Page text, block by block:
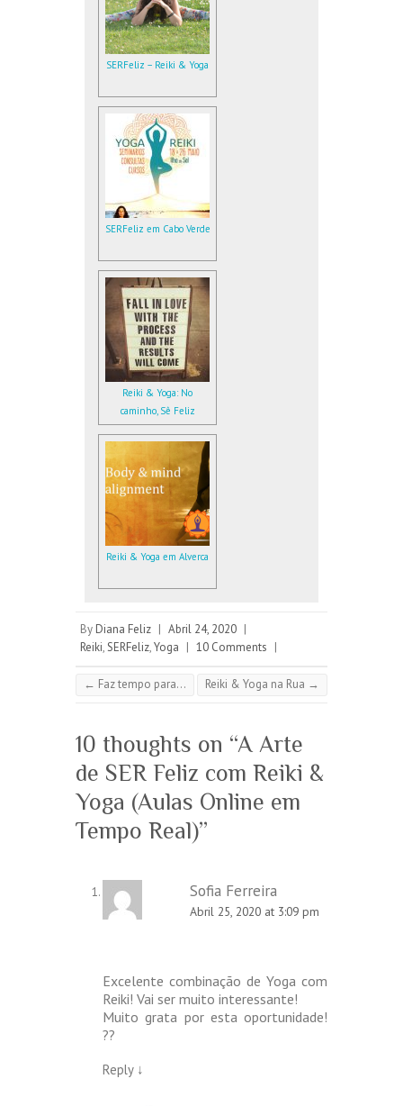
SERFeliz – Reiki & Yoga
SERFeliz em Cabo Verde
Reiki & Yoga: No
caminho, Sê Feliz
Reiki & Yoga em Alverca
By Diana Feliz | Abril 24, 2020 |
Reiki,SERFeliz,Yoga | 10 Comments |
← Faz tempo para… Reiki & Yoga na Rua →
10 thoughts on “A Arte
de SER Feliz com Reiki &
Yoga (Aulas Online em
Tempo Real)”
Sofia Ferreira
Abril 25, 2020 at 3:09 pm
Excelente combinação de Yoga com
Reiki! Vai ser muito interessante!
Muito grata por esta oportunidade!
??
Reply ↓